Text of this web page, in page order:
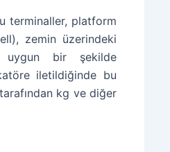
terminaller, platform
zemin üzerindeki
uygun bir şekilde
iletildiğinde bu
tarafından kg ve diğer